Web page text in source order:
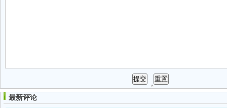
最新评论